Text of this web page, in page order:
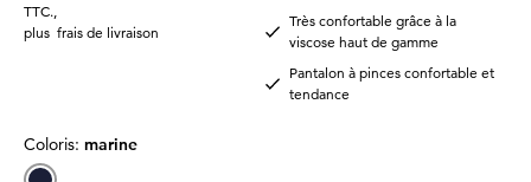
TTC.
plus frais de livraison
Très confortable grâce à la
viscose haut de gamme
Pantalon à pinces confortable et
tendance
Coloris: marine